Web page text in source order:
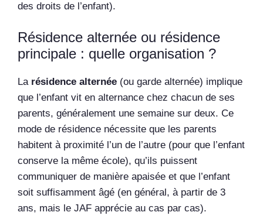
des droits de l’enfant).
Résidence alternée ou résidence
principale : quelle organisation ?
La résidence alternée (ou garde alternée) implique
que l’enfant vit en alternance chez chacun de ses
parents, généralement une semaine sur deux. Ce
mode de résidence nécessite que les parents
habitent à proximité l’un de l’autre (pour que l’enfant
conserve la même école), qu’ils puissent
communiquer de manière apaisée et que l’enfant
soit suffisamment âgé (en général, à partir de 3
ans, mais le JAF apprécie au cas par cas).